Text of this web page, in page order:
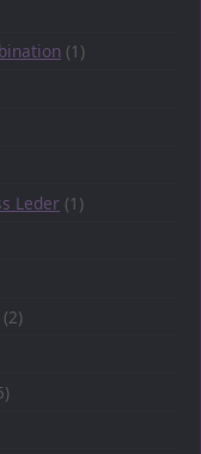
(1)
Leder (1)
(2)